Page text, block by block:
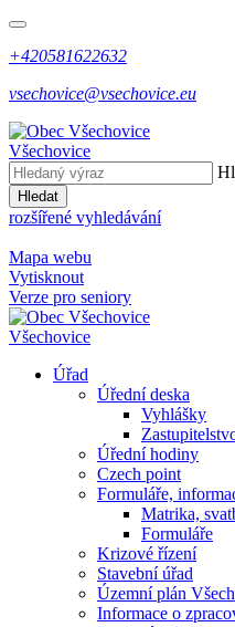
+420581622632
vsechovice@vsechovice.eu
Všechovice
Hledat
rozšířené vyhledávání
Mapa webu
Vytisknout
Verze pro seniory
Všechovice
Úřad
Úřední deska
Vyhlášky
Úřední hodiny
Czech point
Formuláře,
Matrika,
Formuláře
Krizové řízení
Stavební úřad
Územní plán
Informace o